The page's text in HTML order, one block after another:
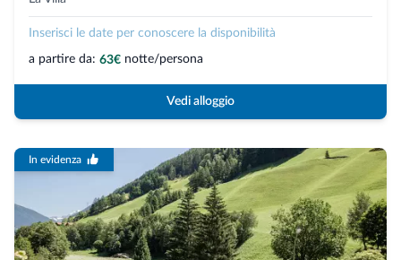
Inserisci le date per conoscere la disponibilità
a partire da: 63€ notte/persona
Vedi alloggio
In evidenza